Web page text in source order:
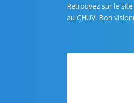
Retrouvez sur le
au CHUV. Bon